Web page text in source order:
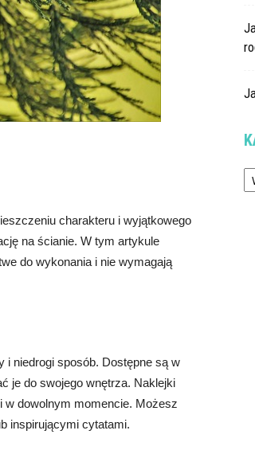
charakteru i wyjątkowego
na ścianie. W tym artykule
do wykonania i nie wymagają
i niedrogi sposób. Dostępne są w
je do swojego wnętrza. Naklejki
w dowolnym momencie. Możesz
inspirującymi cytatami.